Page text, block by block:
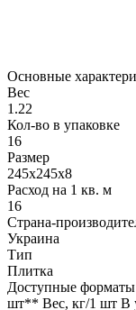
Основные
Вес
1.22
Кол-во в упаковке
16
Размер
245х245х8
Расход на 1 кв. м
16
Страна-
Украина
Тип
Плитка
Доступные
шт** Вес, кг/1 шт В